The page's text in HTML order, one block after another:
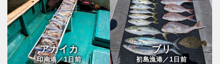
アカイカ
印南港／1日前
ブリ
初島漁港／ 1 日前